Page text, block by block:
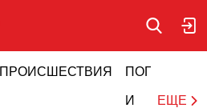
ПРОИСШЕСТВИЯ ПОГОДА
И ЕЩЕ